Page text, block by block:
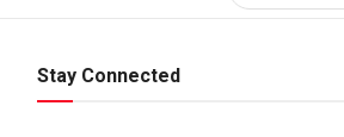
Stay Connected